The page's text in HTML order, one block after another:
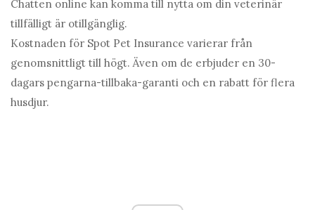
Chatten online kan komma till nytta om din veterinär
tillfälligt är otillgänglig.
Kostnaden för Spot Pet Insurance varierar från
genomsnittligt till högt. Även om de erbjuder en 30-
dagars pengarna-tillbaka-garanti och en rabatt för flera
husdjur.